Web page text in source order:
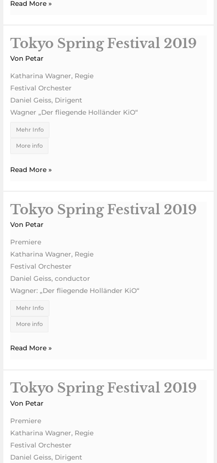
Read More »
Tokyo Spring Festival 2019
Von Petar
Katharina Wagner, Regie
Festival Orchester
Daniel Geiss, Dirigent
Wagner „Der fliegende Holländer KiO“
Mehr Info
More info
Tokyo
2019
Read More »
Tokyo Spring Festival 2019
Von Petar
Premiere
Katharina Wagner, Regie
Festival Orchester
Daniel Geiss, conductor
Wagner: „Der fliegende Holländer KiO“
Mehr Info
More info
Tokyo
2019
Read More »
Tokyo Spring Festival 2019
Von Petar
Premiere
Katharina Wagner, Regie
Festival Orchester
Daniel Geiss, Dirigent
Tokyo
2019